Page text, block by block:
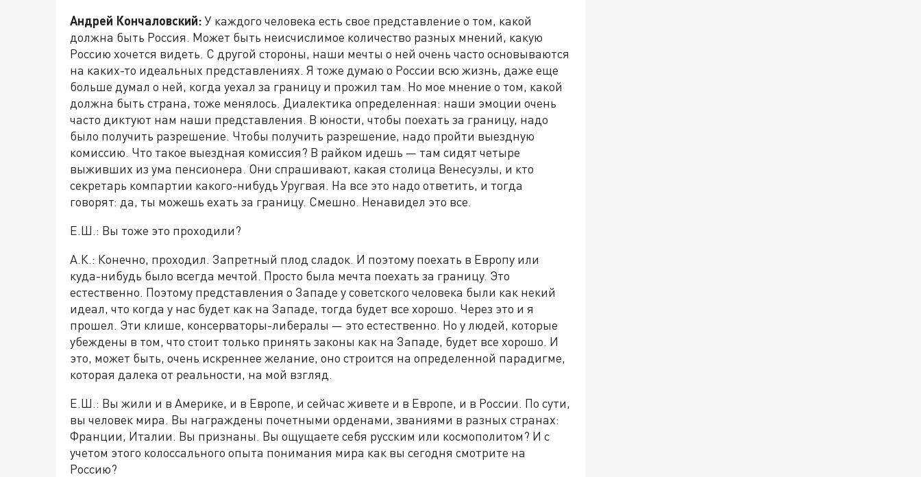
Андрей Кончаловский: У каждого человека есть свое представление о том, какой
должна быть Россия. Может быть неисчислимое количество разных мнений, какую
Россию хочется видеть. С другой стороны, наши мечты о ней очень часто основываются
на каких-то идеальных представлениях. Я тоже думаю о России всю жизнь, даже еще
больше думал о ней, когда уехал за границу и прожил там. Но мое мнение о том, какой
должна быть страна, тоже менялось. Диалектика определенная: наши эмоции очень
часто диктуют нам наши представления. В юности, чтобы поехать за границу, надо
было получить разрешение. Чтобы получить разрешение, надо пройти выездную
комиссию. Что такое выездная комиссия? В райком идешь — там сидят четыре
выживших из ума пенсионера. Они спрашивают, какая столица Венесуэлы, и кто
секретарь компартии какого-нибудь Уругвая. На все это надо ответить, и тогда
говорят: да, ты можешь ехать за границу. Смешно. Ненавидел это все.
Е.Ш.: Вы тоже это проходили?
А.К.: Конечно, проходил. Запретный плод сладок. И поэтому поехать в Европу или
куда-нибудь было всегда мечтой. Просто была мечта поехать за границу. Это
естественно. Поэтому представления о Западе у советского человека были как некий
идеал, что когда у нас будет как на Западе, тогда будет все хорошо. Через это и я
прошел. Эти клише, консерваторы-либералы — это естественно. Но у людей, которые
убеждены в том, что стоит только принять законы как на Западе, будет все хорошо. И
это, может быть, очень искреннее желание, оно строится на определенной парадигме,
которая далека от реальности, на мой взгляд.
Е.Ш.: Вы жили и в Америке, и в Европе, и сейчас живете и в Европе, и в России. По сути,
вы человек мира. Вы награждены почетными орденами, званиями в разных странах:
Франции, Италии. Вы признаны. Вы ощущаете себя русским или космополитом? И с
учетом этого колоссального опыта понимания мира как вы сегодня смотрите на
Россию?